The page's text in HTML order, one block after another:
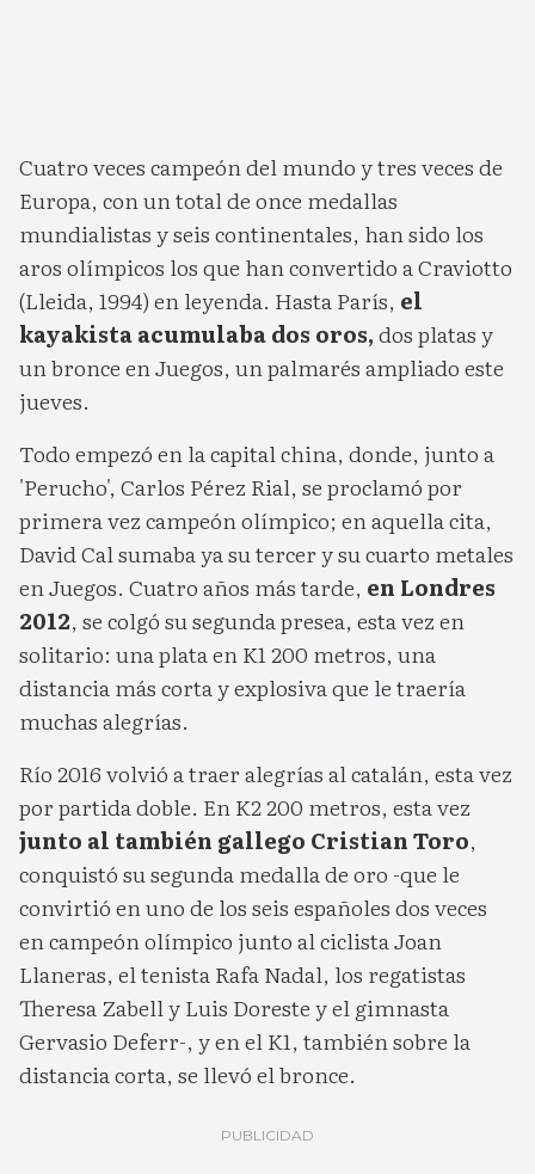
Cuatro veces campeón del mundo y tres veces de
Europa, con un total de once medallas
mundialistas y seis continentales, han sido los
aros olímpicos los que han convertido a Craviotto
(Lleida, 1994) en leyenda. Hasta París, el
kayakista acumulaba dos oros,dos platas y
un bronce en Juegos, un palmarés ampliado este
jueves.
Todo empezó en la capital china, donde, junto a
'Perucho', Carlos Pérez Rial, se proclamó por
primera vez campeón olímpico; en aquella cita,
David Cal sumaba ya su tercer y su cuarto metales
en Juegos. Cuatro años más tarde, en Londres
2012, se colgó su segunda presea, esta vez en
solitario: una plata en K1 200 metros, una
distancia más corta y explosiva que le traería
muchas alegrías.
Río 2016 volvió a traer alegrías al catalán, esta vez
por partida doble. En K2 200 metros, esta vez
junto al también gallego Cristian Toro,
conquistó su segunda medalla de oro -que le
convirtió en uno de los seis españoles dos veces
en campeón olímpico junto al ciclista Joan
Llaneras, el tenista Rafa Nadal, los regatistas
Theresa Zabell y Luis Doreste y el gimnasta
Gervasio Deferr-, y en el K1, también sobre la
distancia corta, se llevó el bronce.